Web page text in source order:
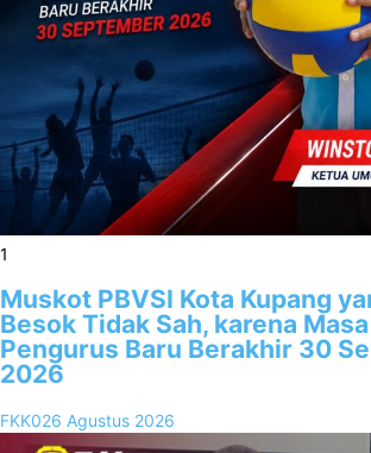
1
Muskot PBVSI Kota Kupang
Besok Tidak Sah, karena
Pengurus Baru Berakhir 30
2026
FKK026 Agustus 2026